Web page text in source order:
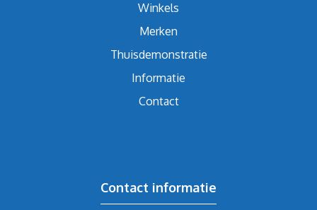
Winkels
Merken
Thuisdemonstratie
Informatie
Contact
Contact informatie